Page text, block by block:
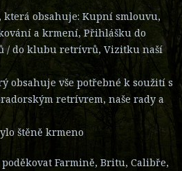
která obsahuje: Kupní smlouvu,
a krmení, Přihlášku do
/ do klubu retrívrů, Vizitku naší
obsahuje vše potřebné k soužití s
retrívrem, naše rady a
štěně krmeno
Farmině, Britu, Calibře,